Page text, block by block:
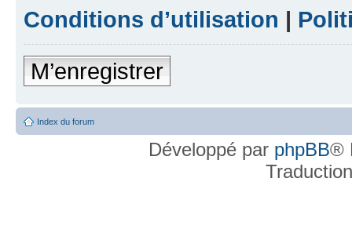
Conditions d’utilisation |
M’enregistrer
Index du forum
Développé par phpBB®